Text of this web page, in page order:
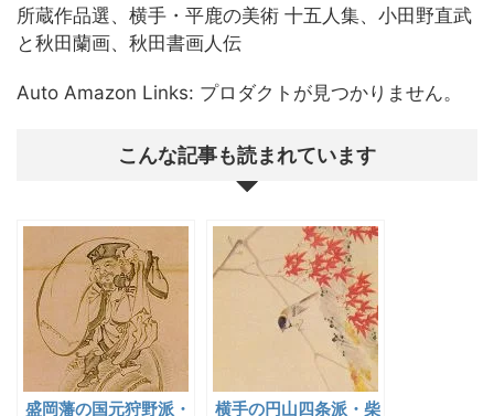
所蔵作品選、横手・平鹿の美術 十五人集、小田野直武
と秋田蘭画、秋田書画人伝
Auto Amazon Links: プロダクトが見つかりません。
こんな記事も読まれています
盛岡藩の国元狩野派・ 横手の円山四条派・柴